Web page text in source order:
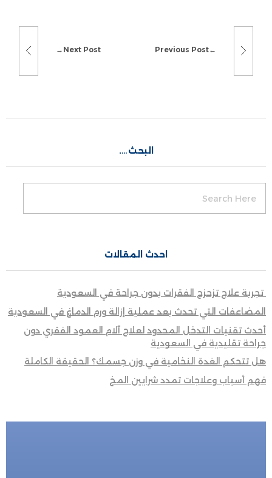
Previous Post
Next Post
البحث….
احدث المقالات
تجربة علاج تزحزح الفقرات بدون جراحة في السعودية
المضاعفات التي تحدث بعد عملية إزالة ورم الدماغ في السعودية
أحدث تقنيات التدخل المحدود لعلاج آلام العمود الفقري دون
جراحة تقليدية في السعودية
هل تتحكم الغدة النخامية في وزن جسمك؟ الحقيقة الكاملة
فهم أسباب وعلاجات تمدد شرايين المخ